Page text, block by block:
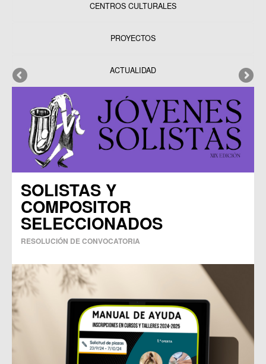
CENTROS CULTURALES
PROYECTOS
Programas
Publicaciones
ACTUALIDAD
SOLISTAS Y
COMPOSITOR
SELECCIONADOS
RESOLUCIÓN DE CONVOCATORIA